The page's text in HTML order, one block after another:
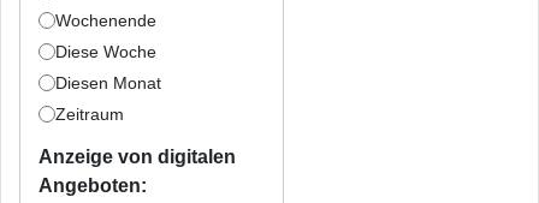
Wochenende
Diese Woche
Diesen Monat
Zeitraum
Anzeige von digitalen
Angeboten: